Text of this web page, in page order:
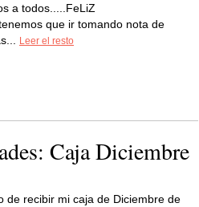
a todos.....FeLiZ
que ir tomando nota de
Leer el resto
Caja Diciembre
de recibir mi caja de Diciembre de